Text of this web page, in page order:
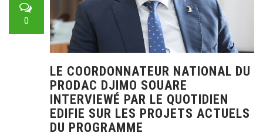
0
LE COORDONNATEUR NATIONAL DU
PRODAC DJIMO SOUARE
INTERVIEWÉ PAR LE QUOTIDIEN
EDIFIE SUR LES PROJETS ACTUELS
DU PROGRAMME